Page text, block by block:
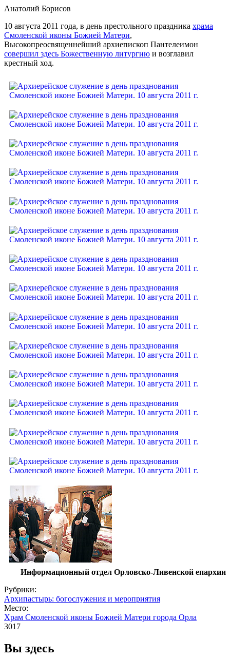
Анатолий Борисов
10 августа 2011 года, в день престольного праздника храма
Смоленской иконы Божией Матери,
Высокопреосвященнейший архиепископ Пантелеимон
совершил здесь Божественную литургию и возглавил
крестный ход.
Информационный отдел Орловско-Ливенской епархии
Рубрики:
Архипастырь: богослужения и мероприятия
Место:
Храм Смоленской иконы Божией Матери города Орла
3017
Вы здесь